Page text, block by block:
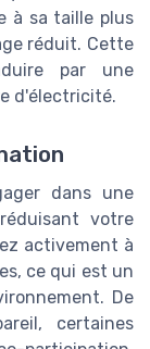
à sa taille plus
réduit. Cette
par une
d'électricité.
dans une
votre
activement à
ce qui est un
De
certaines